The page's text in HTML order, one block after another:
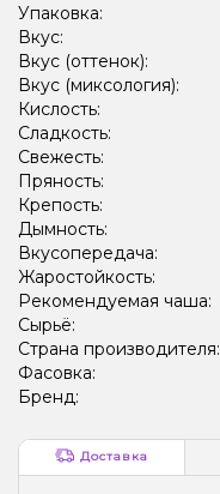
Упаковка:
Вкус:
Вкус (оттенок):
Вкус (миксология):
Кислость:
Сладкость:
Свежесть:
Пряность:
Крепость:
Дымность:
Вкусопередача:
Жаростойкость:
Рекомендуемая чаша:
Сырьё:
Страна производителя:
Фасовка:
Бренд:
Доставка